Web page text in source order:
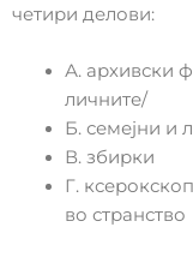
четири делови:
А. архивски
личните/
Б. семејни и
В. збирки
Г.
во странство